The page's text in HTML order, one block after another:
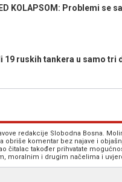
KOLAPSOM: Problemi se
19 ruskih tankera u samo tri
redakcije Slobodna Bosna.
obriše komentar bez najave i
čitalac također prihvatate
moralnim i drugim načelima i